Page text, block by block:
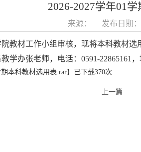
2026-2027学年01
来源： 发布日期：
教材工作小组审核，现将本科教材选
学办张老师，电话：0591-22865161
期本科教材选用表.rar】已下载370次
上一篇